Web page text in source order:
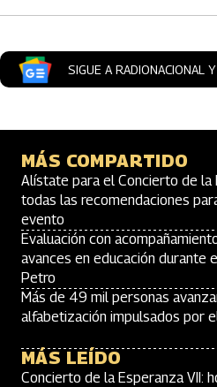
SIGUE A RADIONACIONAL
MÁS COMPARTIDO
Alístate para el Concierto de la
todas las recomendaciones
evento
Evaluación con
avances en educación durante
Petro
Más de 49 mil personas
alfabetización impulsados por
MÁS LEÍDO
Concierto de la Esperanza VII: